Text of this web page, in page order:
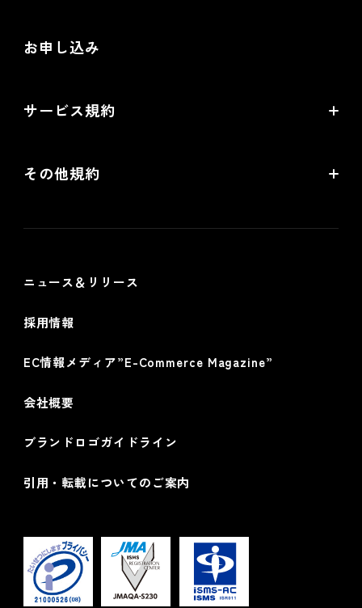
導入検討Webミーティング
お申し込み
サービス規約
futureshop omni-channelサービス規約
その他規約
ニュース＆リリース
採用情報
EC情報メディア”E-Commerce Magazine”
会社概要
ブランドロゴガイドライン
引用・転載についてのご案内